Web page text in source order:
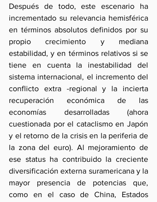
Después de todo, este escenario ha
incrementado su relevancia hemisférica
en términos absolutos definidos por su
propio crecimiento y mediana
estabilidad, y en términos relativos si se
tiene en cuenta la inestabilidad del
sistema internacional, el incremento del
conflicto extra -regional y la incierta
recuperación económica de las
economías desarrolladas (ahora
cuestionada por el cataclismo en Japón
y el retorno de la crisis en la periferia de
la zona del euro). Al mejoramiento de
ese status ha contribuido la creciente
diversificación externa suramericana y la
mayor presencia de potencias que,
como en el caso de China, Estados